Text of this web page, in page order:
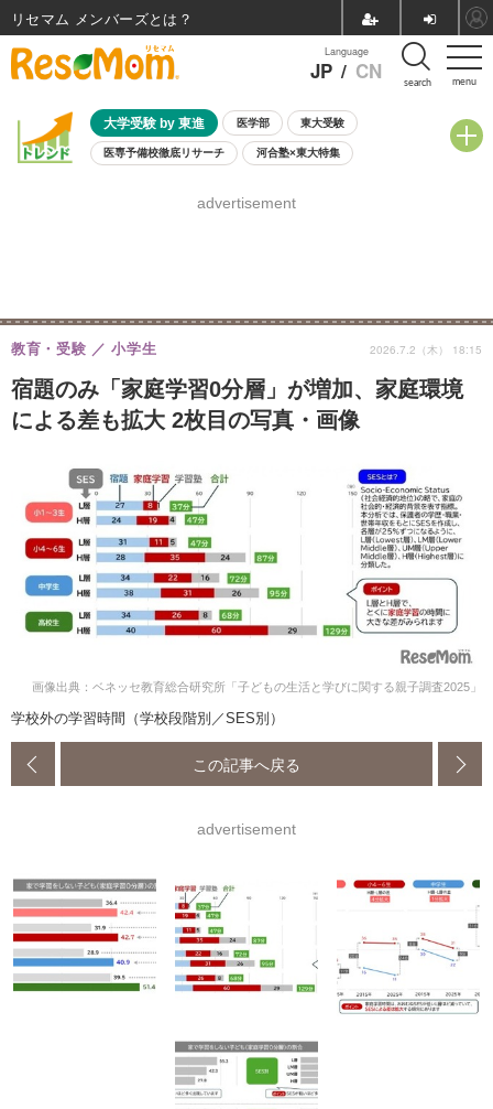
menu
Language
JP / CN search
大学受験 by 東進 医学部 東大受験
医専予備校徹底リサーチ 河合塾×東大特集
8月開催学校説明会・相談会
advertisement
宿題のみ「家庭学習0分層」が増加、家庭環境
による差も拡大 2枚目の写真・画像
教育・受験 小学生 2026.7.2（木） 18:15
画像出典：ベネッセ教育総合研究所「子どもの生活と学びに関する親子調査2025」
学校外の学習時間（学校段階別／SES別）
この記事へ戻る
advertisement
リセマム メンバーズ